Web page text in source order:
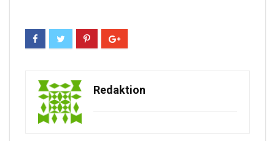
Redaktion